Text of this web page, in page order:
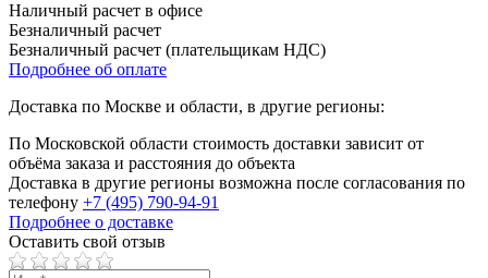
Наличный расчет в офисе
Безналичный расчет
Безналичный расчет (плательщикам НДС)
Подробнее об оплате
Доставка по Москве и области, в другие регионы:
По Московской области стоимость доставки зависит от
объёма заказа и расстояния до объекта
Доставка в другие регионы возможна после согласования по
телефону +7 (495) 790-94-91
Подробнее о доставке
Оставить свой отзыв